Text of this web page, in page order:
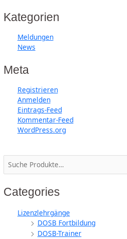
Kategorien
Meldungen
News
Meta
Registrieren
Anmelden
Eintrags-Feed
Kommentar-Feed
WordPress.org
Categories
Lizenzlehrgänge
DOSB Fortbildung
DOSB-Trainer